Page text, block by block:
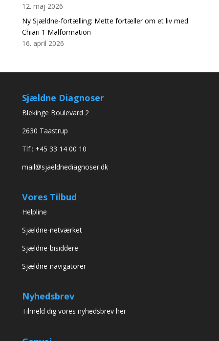
12. maj 2026
Ny Sjældne-fortælling: Mette fortæller om et liv med
Chiari 1 Malformation
16. april 2026
Sjældne Diagnoser
Blekinge Boulevard 2
2630 Taastrup
Tlf.: +45 33 14 00 10
mail@sjaeldnediagnoser.dk
Vores Tilbud
Helpline
Sjældne-netværket
Sjældne-bisiddere
Sjældne-navigatorer
Nyhedsbrev
Tilmeld dig vores nyhedsbrev her